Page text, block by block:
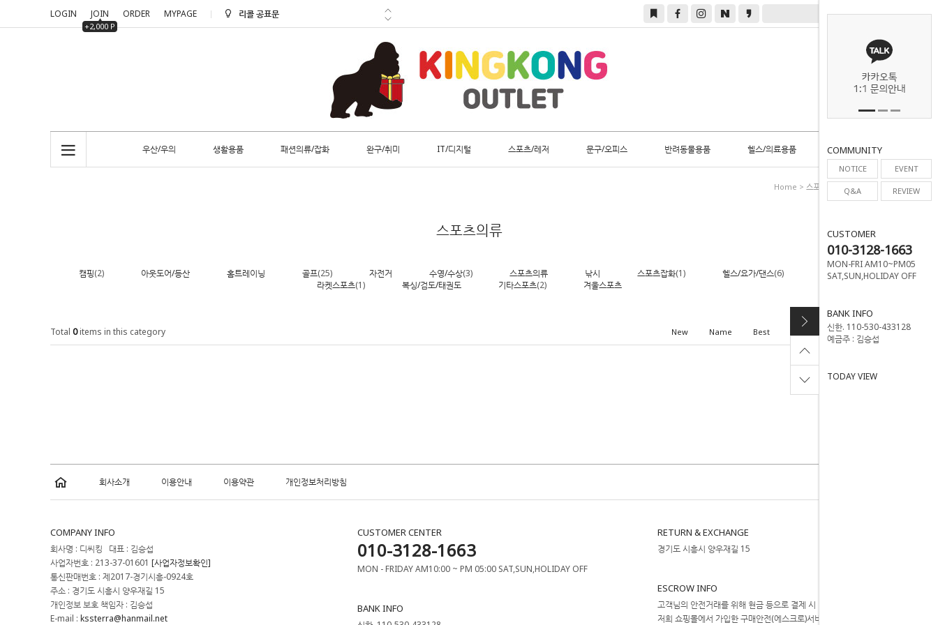
LOGIN JOIN
+2,000 P
ORDER MYPAGE
리콜 공표문
우산/우의 생활용품 패션의류/잡화 완구/취미 IT/디지털 스포츠/레저 문구/오피스 반려동물용품 헬스/의료용품 0
COMMUNITY
NOTICE EVENT
Q&A REVIEW
CUSTOMER
010-3128-1663
MON-FRI AM10~PM05
SAT,SUN,HOLIDAY OFF
BANK INFO
신한. 110-530-433128
예금주 : 김승섭
TODAY VIEW
Home > 스포츠/레저 >스포츠의류
스포츠의류
캠핑(2) 아웃도어/등산 홈트레이닝 골프(25) 자전거 수영/수상(3) 스포츠의류 낚시 스포츠잡화(1) 헬스/요가/댄스(6)
구기스포츠
라켓스포츠(1) 복싱/검도/태권도 기타스포츠(2) 겨울스포츠
Total 0items in this category New Name Best High price Low price
회사소개 이용안내 이용약관 개인정보처리방침
COMPANY INFO
회사명 : 디씨킹 대표 : 김승섭
사업자번호 : 213-37-01601 [사업자정보확인]
통신판매번호 : 제2017-경기시흥-0924호
주소 : 경기도 시흥시 양우재길 15
개인정보 보호 책임자 : 김승섭
E-mail : kssterra@hanmail.net
CUSTOMER CENTER
010-3128-1663
MON - FRIDAY AM10:00 ~ PM 05:00 SAT,SUN,HOLIDAY OFF
BANK INFO
RETURN & EXCHANGE
경기도 시흥시 양우재길 15
ESCROW INFO
고객님의 안전거래를 위해 현금 등으로 결제 시
저희 쇼핑몰에서 가입한 구매안전(에스크로)서비스를